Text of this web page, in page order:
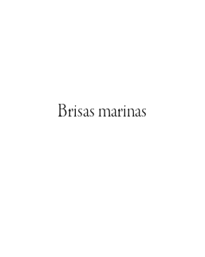
Brisas marinas